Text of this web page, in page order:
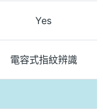
Yes
電容式指紋辨識